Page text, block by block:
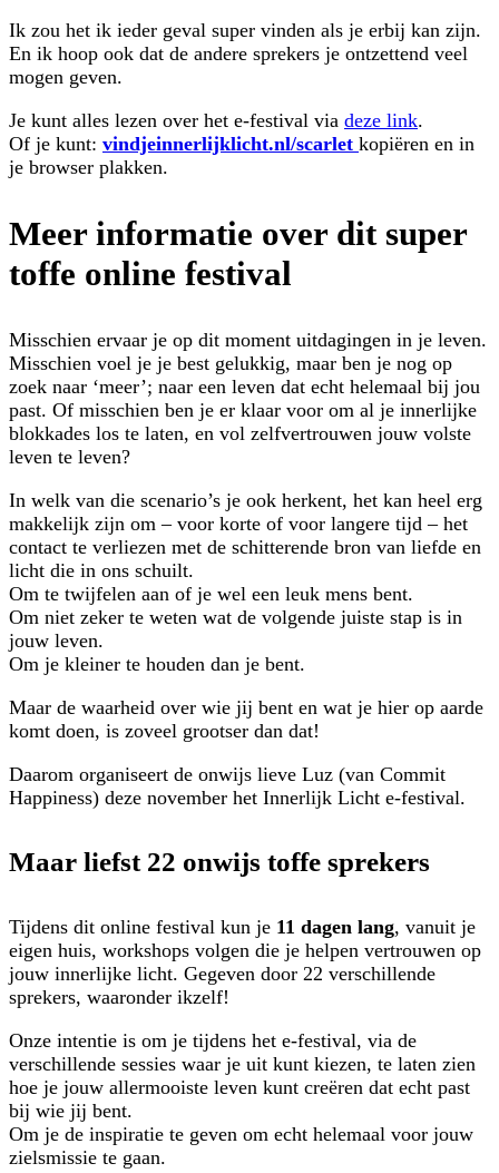
Ik zou het ik ieder geval super vinden als je erbij kan zijn.
En ik hoop ook dat de andere sprekers je ontzettend veel
mogen geven.
Je kunt alles lezen over het e-festival via deze link.
Of je kunt: vindjeinnerlijklicht.nl/scarlet kopiëren en in
je browser plakken.
Meer informatie over dit super
toffe online festival
Misschien ervaar je op dit moment uitdagingen in je leven.
Misschien voel je je best gelukkig, maar ben je nog op
zoek naar ‘meer’; naar een leven dat echt helemaal bij jou
past. Of misschien ben je er klaar voor om al je innerlijke
blokkades los te laten, en vol zelfvertrouwen jouw volste
leven te leven?
In welk van die scenario’s je ook herkent, het kan heel erg
makkelijk zijn om – voor korte of voor langere tijd – het
contact te verliezen met de schitterende bron van liefde en
licht die in ons schuilt.
Om te twijfelen aan of je wel een leuk mens bent.
Om niet zeker te weten wat de volgende juiste stap is in
jouw leven.
Om je kleiner te houden dan je bent.
Maar de waarheid over wie jij bent en wat je hier op aarde
komt doen, is zoveel grootser dan dat!
Daarom organiseert de onwijs lieve Luz (van Commit
Happiness) deze november het Innerlijk Licht e-festival.
Maar liefst 22 onwijs toffe sprekers
Tijdens dit online festival kun je 11 dagen lang, vanuit je
eigen huis, workshops volgen die je helpen vertrouwen op
jouw innerlijke licht. Gegeven door 22 verschillende
sprekers, waaronder ikzelf!
Onze intentie is om je tijdens het e-festival, via de
verschillende sessies waar je uit kunt kiezen, te laten zien
hoe je jouw allermooiste leven kunt creëren dat echt past
bij wie jij bent.
Om je de inspiratie te geven om echt helemaal voor jouw
zielsmissie te gaan.